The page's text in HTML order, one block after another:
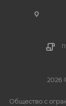
2026
Общество с